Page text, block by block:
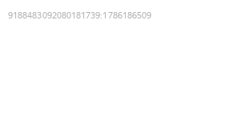
9188483092080181739:1786186509